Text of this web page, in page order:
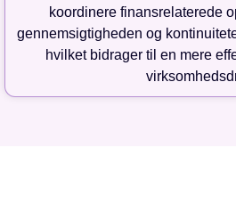
koordinere finansrelaterede
gennemsigtigheden og
hvilket bidrager til en mere